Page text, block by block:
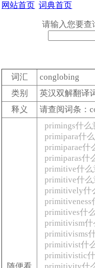
网站首页 词典首页
请输入您要查
词汇
conglobing
类别
英汉双解翻译
释义
请查阅词条：
primings什么
primipara什
primiparae什
primiparas什
primitive什么
primitive什么
primitively什
primitiveness
primitives什
primitivism什
primitivisms
primitivist什
primitivistic